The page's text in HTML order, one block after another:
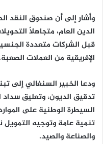
وأشار إلى أن صندوق النقد
الدين العام، متجاهلاً
قبل الشركات متعددة
الإفريقية من العملات الصعبة.
ودعا الخبير السنغالي إلى
تدقيق الديون، وتعليق سداد
السيطرة الوطنية على
تنمية عامة وتوجيه التمويل
والصناعة والصيد.